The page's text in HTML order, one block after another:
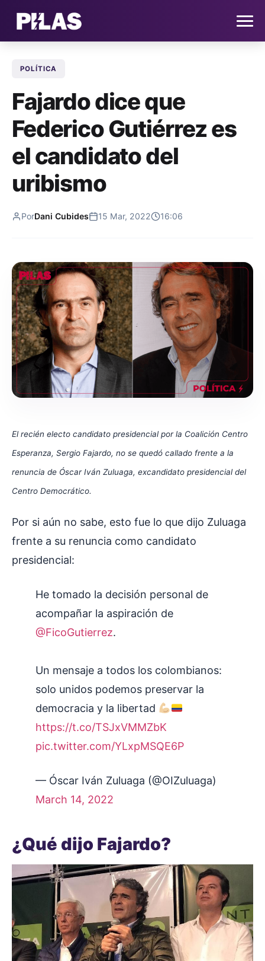
NOTICIAS
QUIÉNES SOMOS
CONTACTO
SUSCRÍBETE
POLÍTICA
Fajardo dice que
Federico Gutiérrez es
el candidato del
uribismo
PorDani Cubides 15 Mar, 2022 16:06
El recién electo candidato presidencial por la Coalición Centro
Esperanza, Sergio Fajardo, no se quedó callado frente a la
renuncia de Óscar Iván Zuluaga, excandidato presidencial del
Centro Democrático.
Por si aún no sabe, esto fue lo que dijo Zuluaga
frente a su renuncia como candidato
presidencial:
He tomado la decisión personal de
acompañar la aspiración de
@FicoGutierrez.
Un mensaje a todos los colombianos:
solo unidos podemos preservar la
democracia y la libertad
https://t.co/TSJxVMMZbK
pic.twitter.com/YLxpMSQE6P
— Óscar Iván Zuluaga (@OIZuluaga)
March 14, 2022
¿Qué dijo Fajardo?